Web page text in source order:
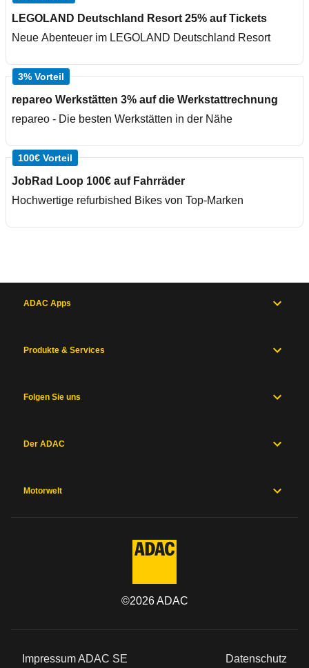
LEGOLAND Deutschland Resort 25% auf Tickets
Neue Abenteuer im LEGOLAND Deutschland Resort
3% Vorteil
repareo Werkstätten 3% auf die Werkstattrechnung
repareo - Die besten Werkstätten in der Nähe
100€ Vorteil
JobRad Loop 100€ auf Fahrräder
Hochwertige refurbished Bikes von Top-Marken
ADAC Apps
Produkte & Services
Folgen Sie uns
Der ADAC
Motorwelt
©2026ADAC
Impressum ADAC SE Datenschutz